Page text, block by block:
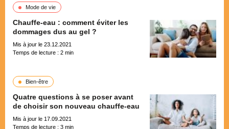
Mode de vie
Chauffe-eau : comment éviter les
dommages dus au gel ?
Mis à jour le 23.12.2021
Temps de lecture : 2 min
Bien-être
Quatre questions à se poser avant
de choisir son nouveau chauffe-eau
Mis à jour le 17.09.2021
Temps de lecture : 3 min